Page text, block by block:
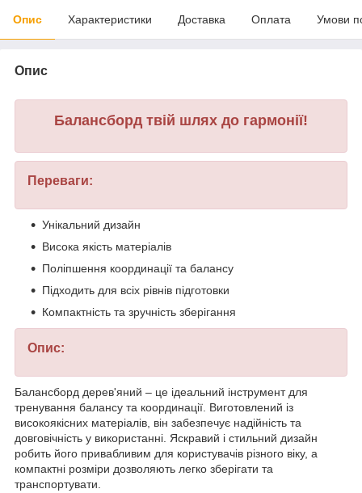
Опис Характеристики Доставка Оплата Умови
Опис
Балансборд твій шлях до гармонії!
Переваги:
Унікальний дизайн
Висока якість матеріалів
Поліпшення координації та балансу
Підходить для всіх рівнів підготовки
Компактність та зручність зберігання
Опис:
Балансборд дерев'яний – це ідеальний інструмент для
тренування балансу та координації. Виготовлений із
високоякісних матеріалів, він забезпечує надійність та
довговічність у використанні. Яскравий і стильний дизайн
робить його привабливим для користувачів різного віку, а
компактні розміри дозволяють легко зберігати та
транспортувати.